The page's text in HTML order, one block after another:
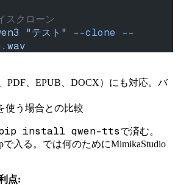
スクローン
"テスト" --clone --
PDF、EPUB、DOCX）にも対応。バ
使う場合との比較
install qwen-ttsで済む。
で入る。では何のためにMimikaStudio
点: